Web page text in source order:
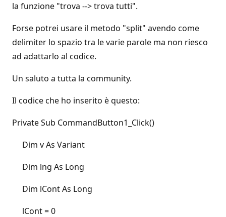
la funzione "trova --> trova tutti".
Forse potrei usare il metodo "split" avendo come
delimiter lo spazio tra le varie parole ma non riesco
ad adattarlo al codice.
Un saluto a tutta la community.
Il codice che ho inserito è questo:
Private Sub CommandButton1_Click()
Dim v As Variant
Dim lng As Long
Dim lCont As Long
lCont = 0